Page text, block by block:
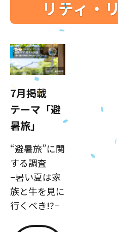
リティ・
7月掲載
テーマ「避
暑旅」
“避暑旅”に関
する調査
−暑い夏は家
族と牛を見に
行くべき!?−